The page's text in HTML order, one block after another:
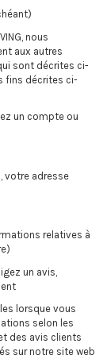
nous
aux autres
sont décrites ci-
fins décrites ci-
un compte ou
votre adresse
relatives à
un avis,
lorsque vous
selon les
des avis clients
sur notre site web